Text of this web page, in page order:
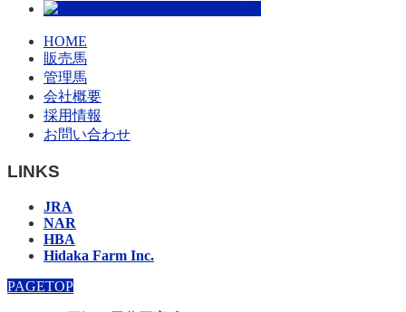
HOME
販売馬
管理馬
会社概要
採用情報
お問い合わせ
LINKS
JRA
NAR
HBA
Hidaka Farm Inc.
PAGETOP